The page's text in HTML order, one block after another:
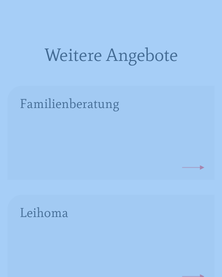
Weitere Angebote
Familienberatung
Leihoma